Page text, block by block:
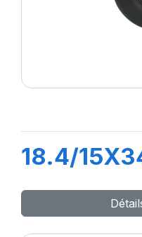
18.4/